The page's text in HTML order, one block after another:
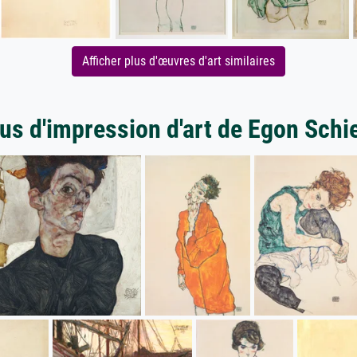
Afficher plus d'œuvres d'art similaires
d'impression d'art de Egon